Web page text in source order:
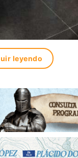
leyendo